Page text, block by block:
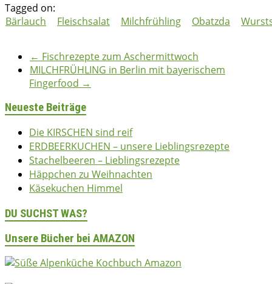
Tagged on:
Bärlauch
Fleischsalat Milchfrühling Obatzda
← Fischrezepte zum Aschermittwoch
MILCHFRÜHLING in Berlin mit bayerischem
Fingerfood →
Neueste Beiträge
Die KIRSCHEN sind reif
ERDBEERKUCHEN – unsere Lieblingsrezepte
Stachelbeeren – Lieblingsrezepte
Häppchen zu Weihnachten
Käsekuchen Himmel
DU SUCHST WAS?
Unsere Bücher bei AMAZON